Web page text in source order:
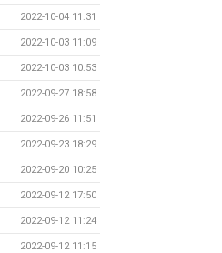
2022-10-04 11:31
2022-10-03 11:09
2022-10-03 10:53
2022-09-27 18:58
2022-09-26 11:51
2022-09-23 18:29
2022-09-20 10:25
2022-09-12 17:50
2022-09-12 11:24
2022-09-12 11:15